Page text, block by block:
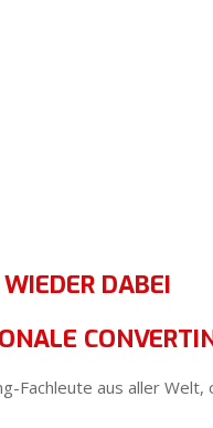
DABEI
Fachleute aus aller